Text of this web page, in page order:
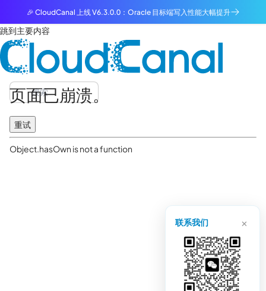
🎉 CloudCanal 上线 V6.3.0.0：Oracle 目标端写入性能大幅提升
跳到主要内容
页面已崩溃。
重试
Object.hasOwn is not a function
联系我们 ×